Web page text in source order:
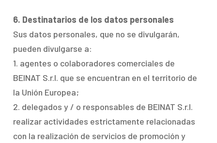
6. Destinatarios de los datos personales
Sus datos personales, que no se divulgarán,
pueden divulgarse a:
1. agentes o colaboradores comerciales de
BEINAT S.r.l. que se encuentran en el territorio de
la Unión Europea;
2. delegados y / o responsables de BEINAT S.r.l.
realizar actividades estrictamente relacionadas
con la realización de servicios de promoción y